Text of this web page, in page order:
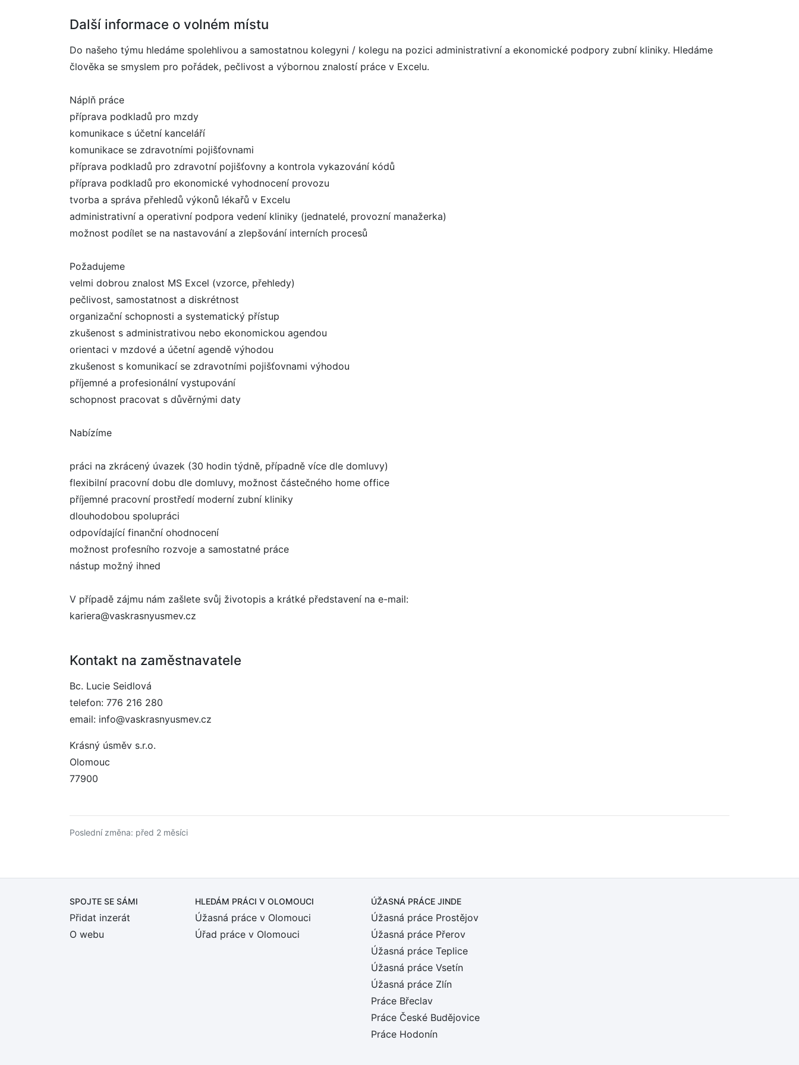
Další informace o volném místu
Do našeho týmu hledáme spolehlivou a samostatnou kolegyni / kolegu na pozici administrativní a ekonomické podpory zubní kliniky. Hledáme
člověka se smyslem pro pořádek, pečlivost a výbornou znalostí práce v Excelu.
Náplň práce
příprava podkladů pro mzdy
komunikace s účetní kanceláří
komunikace se zdravotními pojišťovnami
příprava podkladů pro zdravotní pojišťovny a kontrola vykazování kódů
příprava podkladů pro ekonomické vyhodnocení provozu
tvorba a správa přehledů výkonů lékařů v Excelu
administrativní a operativní podpora vedení kliniky (jednatelé, provozní manažerka)
možnost podílet se na nastavování a zlepšování interních procesů
Požadujeme
velmi dobrou znalost MS Excel (vzorce, přehledy)
pečlivost, samostatnost a diskrétnost
organizační schopnosti a systematický přístup
zkušenost s administrativou nebo ekonomickou agendou
orientaci v mzdové a účetní agendě výhodou
zkušenost s komunikací se zdravotními pojišťovnami výhodou
příjemné a profesionální vystupování
schopnost pracovat s důvěrnými daty
Nabízíme
práci na zkrácený úvazek (30 hodin týdně, případně více dle domluvy)
flexibilní pracovní dobu dle domluvy, možnost částečného home office
příjemné pracovní prostředí moderní zubní kliniky
dlouhodobou spolupráci
odpovídající finanční ohodnocení
možnost profesního rozvoje a samostatné práce
nástup možný ihned
V případě zájmu nám zašlete svůj životopis a krátké představení na e-mail:
kariera@vaskrasnyusmev.cz
Kontakt na zaměstnavatele
Bc. Lucie Seidlová
telefon: 776 216 280
email: info@vaskrasnyusmev.cz
Krásný úsměv s.r.o.
Olomouc
77900
Poslední změna: před 2 měsíci
SPOJTE SE SÁMI
Přidat inzerát
O webu
HLEDÁM PRÁCI V OLOMOUCI
Úžasná práce v Olomouci
Úřad práce v Olomouci
ÚŽASNÁ PRÁCE JINDE
Úžasná práce Prostějov
Úžasná práce Přerov
Úžasná práce Teplice
Úžasná práce Vsetín
Úžasná práce Zlín
Práce Břeclav
Práce České Budějovice
Práce Hodonín